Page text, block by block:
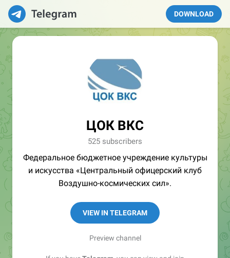
DOWNLOAD
ЦОК ВКС
525 subscribers
Федеральное бюджетное учреждение культуры
и искусства «Центральный офицерский клуб
Воздушно-космических сил».
VIEW IN TELEGRAM
Preview channel